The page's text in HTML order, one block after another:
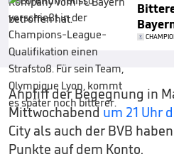
Anpfiff der Begegnung in
Mittwochabendum 21 Uhr
City als auch der BVB
Punkte auf dem Konto.